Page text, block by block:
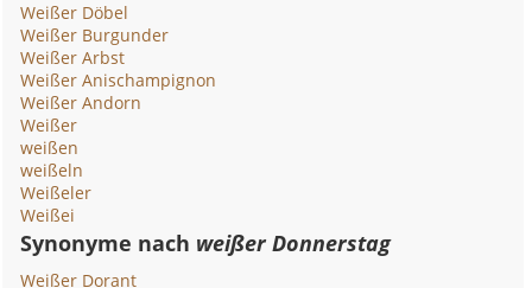
Weißer Döbel
Weißer Burgunder
Weißer Arbst
Weißer Anischampignon
Weißer Andorn
Weißer
weißen
weißeln
Weißeler
Weißei
Synonyme nach weißer Donnerstag
Weißer Dorant